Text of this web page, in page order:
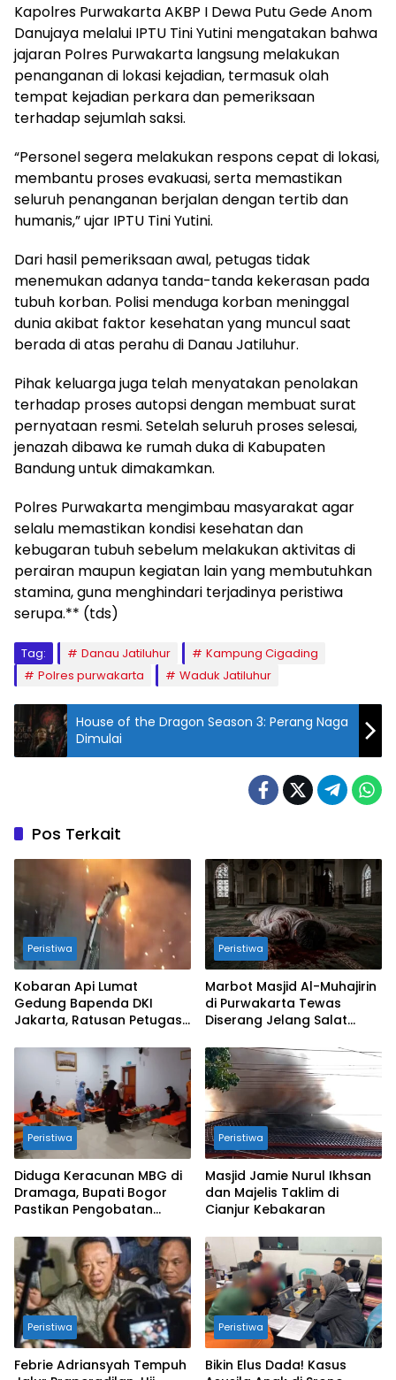
Kapolres Purwakarta AKBP I Dewa Putu Gede Anom
Danujaya melalui IPTU Tini Yutini mengatakan bahwa
jajaran Polres Purwakarta langsung melakukan
penanganan di lokasi kejadian, termasuk olah
tempat kejadian perkara dan pemeriksaan
terhadap sejumlah saksi.
“Personel segera melakukan respons cepat di lokasi,
membantu proses evakuasi, serta memastikan
seluruh penanganan berjalan dengan tertib dan
humanis,” ujar IPTU Tini Yutini.
Dari hasil pemeriksaan awal, petugas tidak
menemukan adanya tanda-tanda kekerasan pada
tubuh korban. Polisi menduga korban meninggal
dunia akibat faktor kesehatan yang muncul saat
berada di atas perahu di Danau Jatiluhur.
Pihak keluarga juga telah menyatakan penolakan
terhadap proses autopsi dengan membuat surat
pernyataan resmi. Setelah seluruh proses selesai,
jenazah dibawa ke rumah duka di Kabupaten
Bandung untuk dimakamkan.
Polres Purwakarta mengimbau masyarakat agar
selalu memastikan kondisi kesehatan dan
kebugaran tubuh sebelum melakukan aktivitas di
perairan maupun kegiatan lain yang membutuhkan
stamina, guna menghindari terjadinya peristiwa
serupa.** (tds)
Tag: Danau Jatiluhur
Kampung Cigading
Polres purwakarta
Waduk Jatiluhur
House of the Dragon Season 3: Perang Naga
Dimulai
Pos Terkait
Peristiwa
Kobaran Api Lumat
Gedung Bapenda DKI
Jakarta, Ratusan Petugas
Peristiwa
Marbot Masjid Al-Muhajirin
di Purwakarta Tewas
Diserang Jelang Salat
Peristiwa
Diduga Keracunan MBG di
Dramaga, Bupati Bogor
Pastikan Pengobatan
Peristiwa
Masjid Jamie Nurul Ikhsan
dan Majelis Taklim di
Cianjur Kebakaran
Peristiwa
Febrie Adriansyah Tempuh
Peristiwa
Bikin Elus Dada! Kasus